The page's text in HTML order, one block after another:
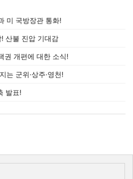
미 국방장관 통화!
산불 진압 기대감
권 개편에 대한 소식!
는 군위·상주·영천!
발표!